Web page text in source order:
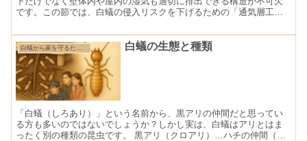
です。この節では、白蟻の侵入リスクを下げるための「通気層工
は...
白蟻から家を守るために知っておきたい基礎知識 白蟻の生態と種類
「白蟻（しろあり）」という名前から、黒アリの仲間だと思ってい
る方も多いのではないでしょうか？しかし実は、白蟻はアリとはま
ったく別の種類の昆虫です。 黒アリ（クロアリ）…ハチの仲間（膜